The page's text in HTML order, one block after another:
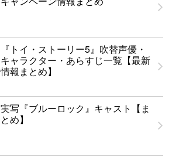
『トイ・ストーリー5』吹替声優・
キャラクター・あらすじ一覧【最新
情報まとめ】
実写『ブルーロック』キャスト【ま
とめ】